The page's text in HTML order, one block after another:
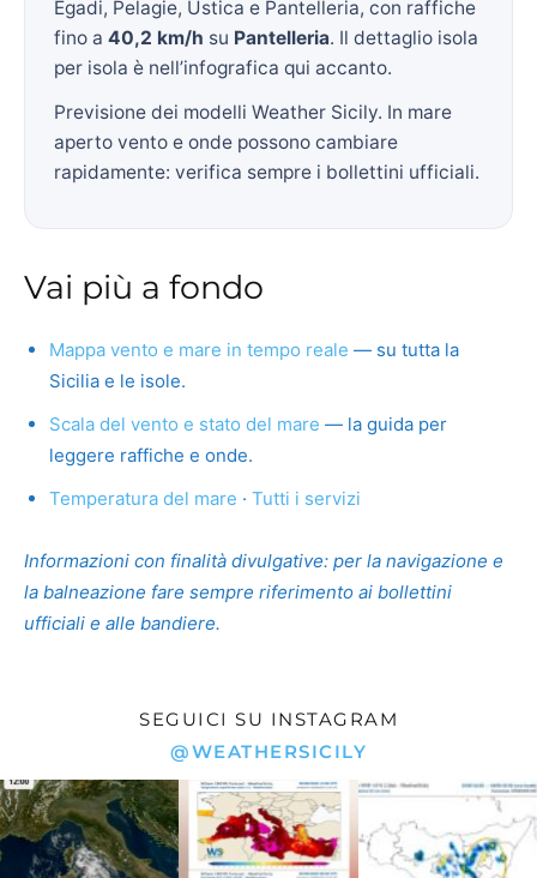
Egadi, Pelagie, Ustica e Pantelleria, con raffiche
fino a 40,2 km/h su Pantelleria. Il dettaglio isola
per isola è nell’infografica qui accanto.
Previsione dei modelli Weather Sicily. In mare
aperto vento e onde possono cambiare
rapidamente: verifica sempre i bollettini ufficiali.
Vai più a fondo
Mappa vento e mare in tempo reale — su tutta la
Sicilia e le isole.
Scala del vento e stato del mare — la guida per
leggere raffiche e onde.
Temperatura del mare · Tutti i servizi
Informazioni con finalità divulgative: per la navigazione e
la balneazione fare sempre riferimento ai bollettini
ufficiali e alle bandiere.
SEGUICI SU INSTAGRAM
@WEATHERSICILY